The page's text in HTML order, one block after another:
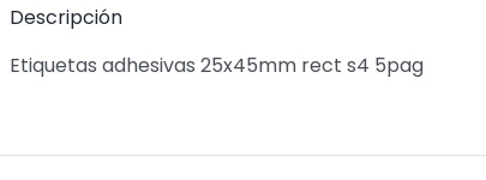
Descripción
Etiquetas adhesivas 25x45mm rect s4 5pag